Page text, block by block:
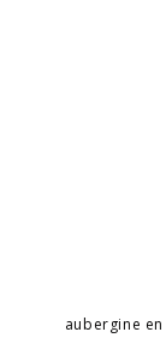
aubergine